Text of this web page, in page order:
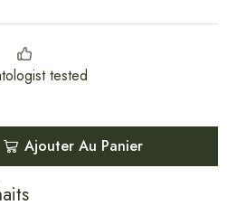
tested
Ajouter Au Panier